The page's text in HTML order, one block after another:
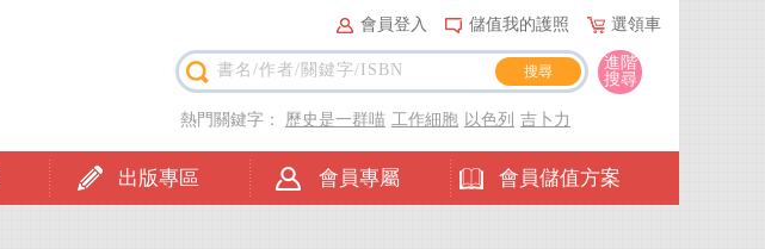
會員登入 儲值我的護照 選領車
出版專區 會員專屬 會員儲值方案
進階
搜尋
熱門關鍵字： 歷史是一群喵 工作細胞 以色列 吉卜力